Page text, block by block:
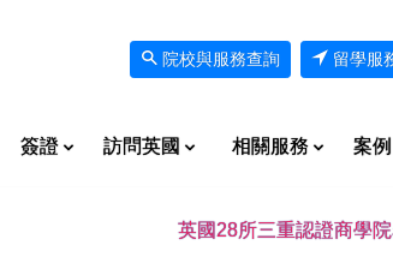
院校與服務查詢 留學服
簽證 訪問英國 相關服務 案例
英國28所三重認證商學